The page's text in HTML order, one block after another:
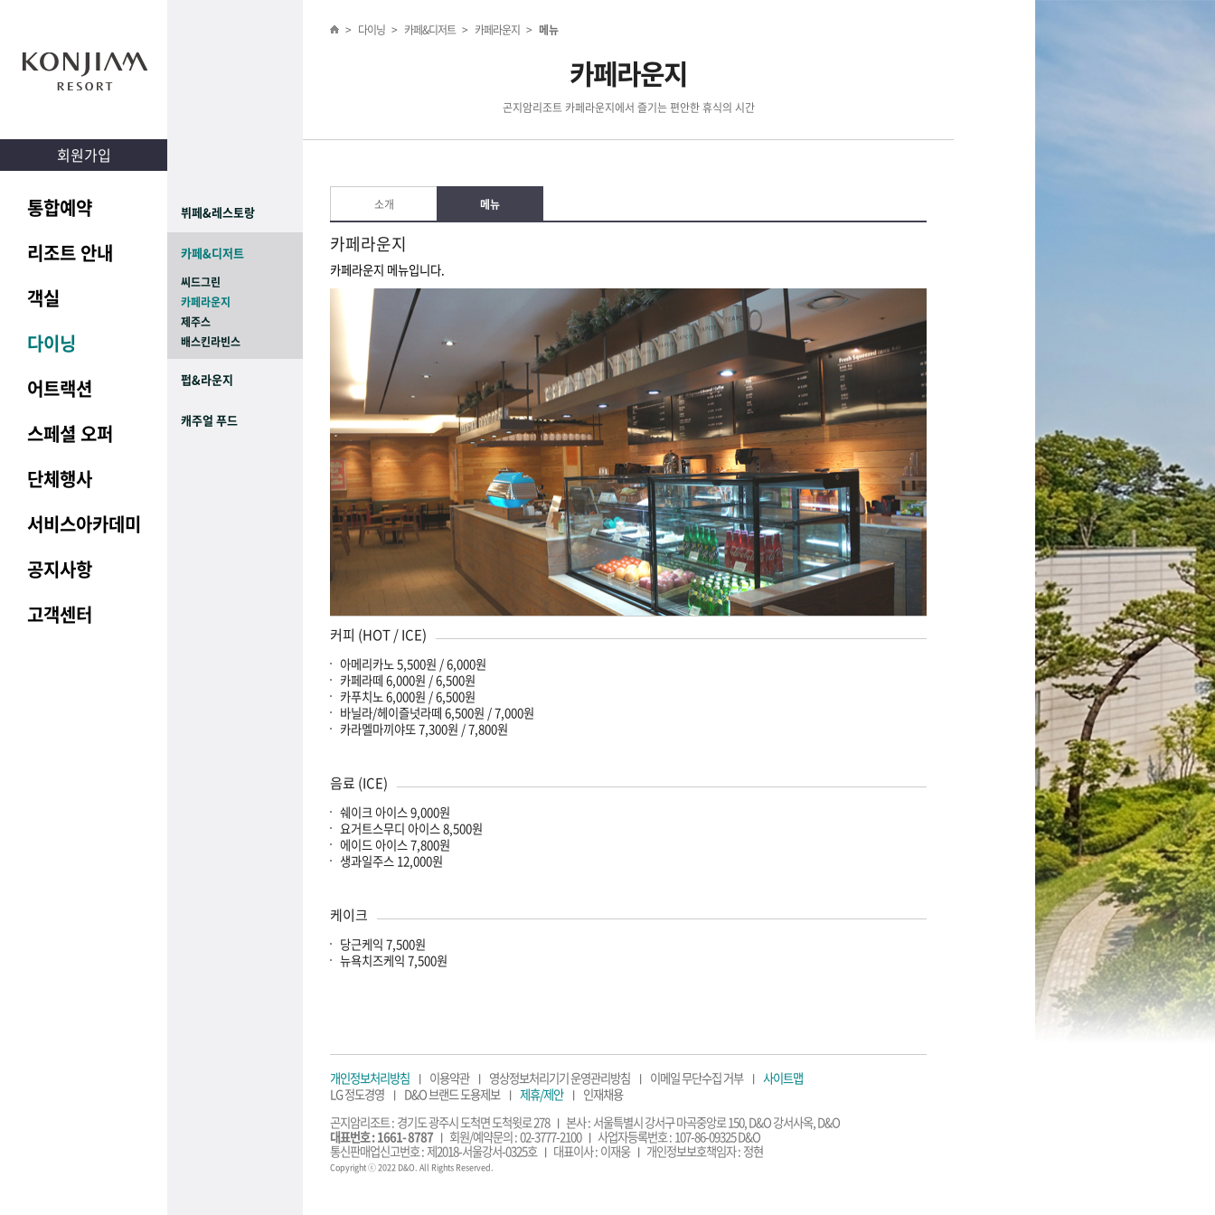
회원가입
통합예약
리조트 안내
객실
다이닝
뷔페&레스토랑
카페&디저트
씨드그린
카페라운지
제주스
배스킨라빈스
펍&라운지
캐주얼 푸드
어트랙션
스페셜 오퍼
단체행사
서비스아카데미
공지사항
고객센터
> 다이닝 > 카페&디저트 > 카페라운지 > 메뉴
카페라운지
곤지암리조트 카페라운지에서 즐기는 편안한 휴식의 시간
소개 메뉴
카페라운지
카페라운지 메뉴입니다.
커피 (HOT / ICE)
아메리카노 5,500원 / 6,000원
카페라떼 6,000원 / 6,500원
카푸치노 6,000원 / 6,500원
바닐라/헤이즐넛라떼 6,500원 / 7,000원
카라멜마끼야또 7,300원 / 7,800원
음료 (ICE)
쉐이크 아이스 9,000원
요거트스무디 아이스 8,500원
에이드 아이스 7,800원
생과일주스 12,000원
케이크
당근케익 7,500원
뉴욕치즈케익 7,500원
개인정보처리방침 이용약관 영상정보처리기기 운영관리방침 이메일 무단수집 거부
사이트맵
LG 정도경영
D&O 브랜드 도용제보 제휴/제안
인재채용
곤지암리조트 : 경기도 광주시 도척면 도척윗로 278 본사 : 서울특별시 강서구 마곡중앙로 150, D&O 강서사옥, D&O
대표번호 : 1661- 8787 회원/예약문의 :02-3777-2100 사업자등록번호 : 107-86-09325 D&O
통신판매업신고번호 :제2018-서울강서-0325호 대표이사 : 이재웅 개인정보보호책임자 : 정현
Copyright ⓒ 2022 D&O. All Rights Reserved.